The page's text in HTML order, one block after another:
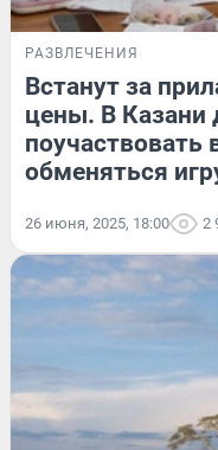
РАЗВЛЕЧЕНИЯ
Встанут за
цены. В Казани
поучаствовать
обменяться
26 июня, 2025, 18:00 2